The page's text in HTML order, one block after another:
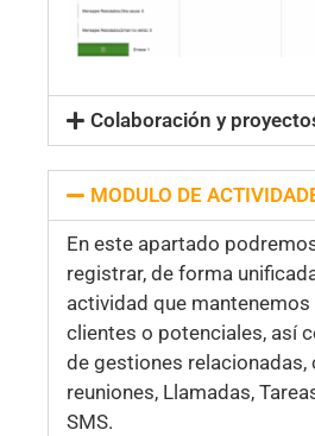
Colaboración y
MODULO DE
En este apartado
registrar, de forma
actividad que
clientes o potenciales, así
de gestiones relacionadas,
reuniones, Llamadas,
SMS.